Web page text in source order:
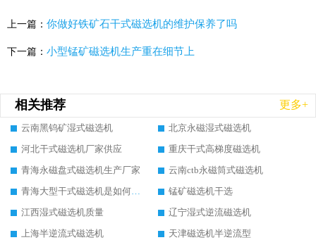
上一篇： 你做好铁矿石干式磁选机的维护保养了吗
下一篇： 小型锰矿磁选机生产重在细节上
相关推荐 更多+
云南黑钨矿湿式磁选机
北京永磁湿式磁选机
河北干式磁选机厂家供应
重庆干式高梯度磁选机
青海永磁盘式磁选机生产厂家
云南ctb永磁筒式磁选机
青海大型干式磁选机是如何选矿的
锰矿磁选机干选
江西湿式磁选机质量
辽宁湿式逆流磁选机
上海半逆流式磁选机
天津磁选机半逆流型